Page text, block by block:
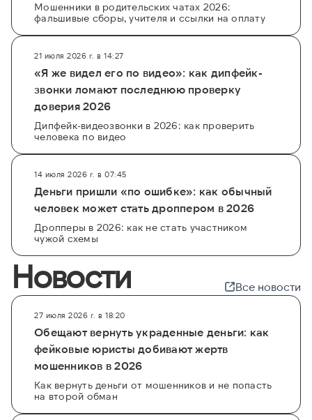
Мошенники в родительских чатах 2026:
фальшивые сборы, учителя и ссылки на оплату
21 июля 2026 г. в 14:27
«Я же видел его по видео»: как дипфейк-
звонки ломают последнюю проверку
доверия 2026
Дипфейк-видеозвонки в 2026: как проверить
человека по видео
14 июля 2026 г. в 07:45
Деньги пришли «по ошибке»: как обычный
человек может стать дроппером в 2026
Дропперы в 2026: как не стать участником
чужой схемы
Новости Все новости
27 июля 2026 г. в 18:20
Обещают вернуть украденные деньги: как
фейковые юристы добивают жертв
мошенников в 2026
Как вернуть деньги от мошенников и не попасть
на второй обман